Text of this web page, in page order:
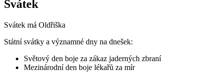
Svátek
Svátek má Oldřiška
Státní svátky a významné dny na dnešek:
Světový den boje za zákaz jaderných zbraní
Mezinárodní den boje lékařů za mír